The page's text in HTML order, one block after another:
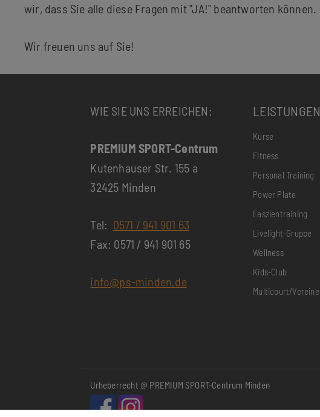
wir, dass Sie alle diese Fragen mit "JA!" beantworten können.
Wir freuen uns auf Sie!
LEISTUNGEN
Kurse
Fitness
Personal Training
Power Plate
Faszientraining
Livelight-Gruppe
Wellness
Kids-Club
Multicourt/Vereine
WIE SIE UNS ERREICHEN:
PREMIUM SPORT-Centrum
Kutenhauser Str. 155 a
32425 Minden
Tel: 0571 / 941 901 63
Fax: 0571 / 941 901 65
info@ps-minden.de
Urheberrecht @ PREMIUM SPORT-Centrum Minden